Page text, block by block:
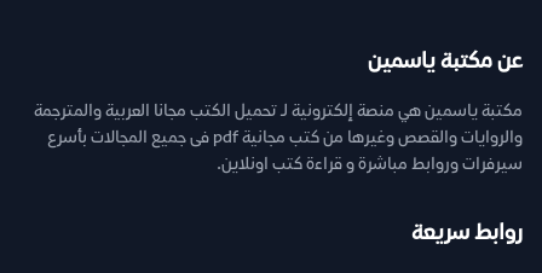
عن مكتبة ياسمين
مكتبة ياسمين هي منصة إلكترونية لـ تحميل الكتب مجانا العربية والمترجمة
والروايات والقصص وغيرها من كتب مجانية pdf فى جميع المجالات بأسرع
سيرفرات وروابط مباشرة و قراءة كتب اونلاين.
روابط سريعة